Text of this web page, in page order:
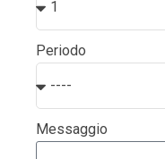
Periodo
Messaggio